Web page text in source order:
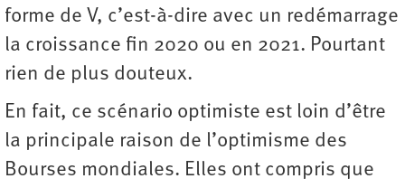
forme de V, c’est-à-dire avec un redémarrage
la croissance fin 2020 ou en 2021. Pourtant
rien de plus douteux.
En fait, ce scénario optimiste est loin d’être
la principale raison de l’optimisme des
Bourses mondiales. Elles ont compris que